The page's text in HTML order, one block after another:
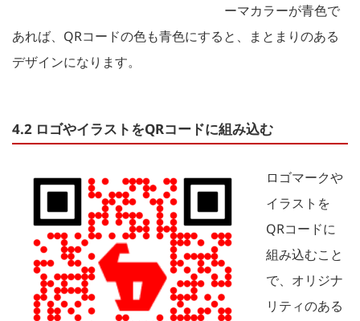
ーマカラーが青色で
あれば、QRコードの色も青色にすると、まとまりのある
デザインになります。
4.2 ロゴやイラストをQRコードに組み込む
ロゴマークや
イラストを
QRコードに
組み込むこと
で、オリジナ
リティのある